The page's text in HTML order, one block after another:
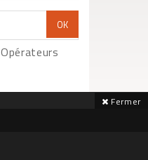
Opérateurs
Fermer